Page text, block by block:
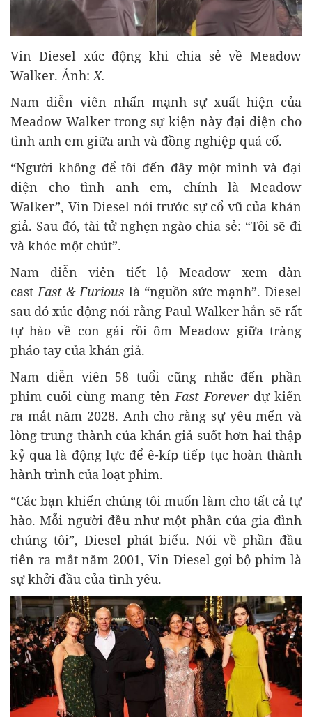
Vin Diesel xúc động khi chia sẻ về Meadow
Walker. Ảnh:X.
Nam diễn viên nhấn mạnh sự xuất hiện của
Meadow Walker trong sự kiện này đại diện cho
tình anh em giữa anh và đồng nghiệp quá cố.
“Người không để tôi đến đây một mình và đại
diện cho tình anh em, chính là Meadow
Walker”, Vin Diesel nói trước sự cổ vũ của khán
giả. Sau đó, tài tử nghẹn ngào chia sẻ: “Tôi sẽ đi
và khóc một chút”.
Nam diễn viên tiết lộ Meadow xem dàn
castFast & Furious là “nguồn sức mạnh”. Diesel
sau đó xúc động nói rằng Paul Walker hẳn sẽ rất
tự hào về con gái rồi ôm Meadow giữa tràng
pháo tay của khán giả.
Nam diễn viên 58 tuổi cũng nhắc đến phần
phim cuối cùng mang tênFast Foreverdự kiến
ra mắt năm 2028. Anh cho rằng sự yêu mến và
lòng trung thành của khán giả suốt hơn hai thập
kỷ qua là động lực để ê-kíp tiếp tục hoàn thành
hành trình của loạt phim.
“Các bạn khiến chúng tôi muốn làm cho tất cả tự
hào. Mỗi người đều như một phần của gia đình
chúng tôi”, Diesel phát biểu. Nói về phần đầu
tiên ra mắt năm 2001, Vin Diesel gọi bộ phim là
sự khởi đầu của tình yêu.